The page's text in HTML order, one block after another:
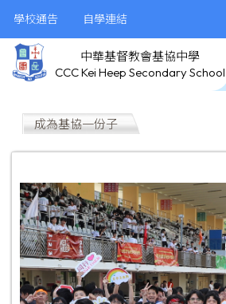
學校通告 自學連結
中華基督教會基協中學
CCC Kei Heep Secondary School
成為基協一份子